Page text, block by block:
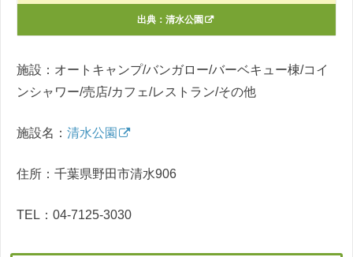
出典： 清水公園
施設：オートキャンプ/バンガロー/バーベキュー棟/コイ
ンシャワー/売店/カフェ/レストラン/その他
施設名： 清水公園
住所：千葉県野田市清水906
TEL：04-7125-3030